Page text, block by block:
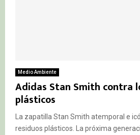
Medio Ambiente
Adidas Stan Smith contra
plásticos
La zapatilla Stan Smith atemporal e
residuos plásticos. La próxima